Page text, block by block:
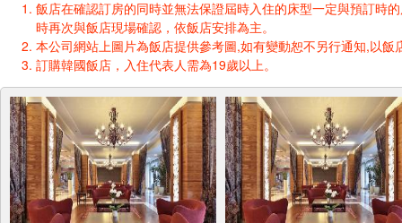
飯店在確認訂房的同時並無法保證屆時入住的床型一定與預訂時
時再次與飯店現場確認，依飯店安排為主。
本公司網站上圖片為飯店提供參考圖,如有變動恕不另行通知,以飯
訂購韓國飯店，入住代表人需為19歲以上。